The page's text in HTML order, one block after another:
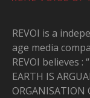
REVOI is a
age media
REVOI believes :
EARTH IS
ORGANISATION